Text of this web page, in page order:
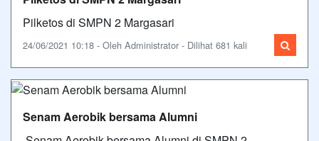
Pilketos di SMPN 2 Margasari
24/06/2021 10:18 - Oleh Administrator - Dilihat 681 kali
Senam Aerobik bersama Alumni